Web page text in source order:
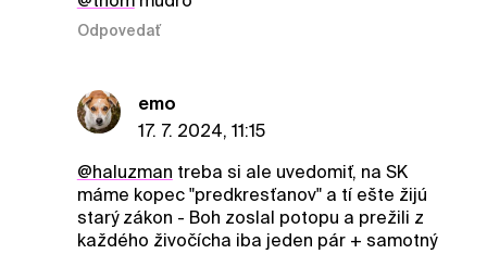
Odpovedať
emo
17. 7. 2024, 11:15
@haluzman treba si ale uvedomiť, na SK
máme kopec "predkresťanov" a tí ešte žijú
starý zákon - Boh zoslal potopu a prežili z
každého živočícha iba jeden pár + samotný